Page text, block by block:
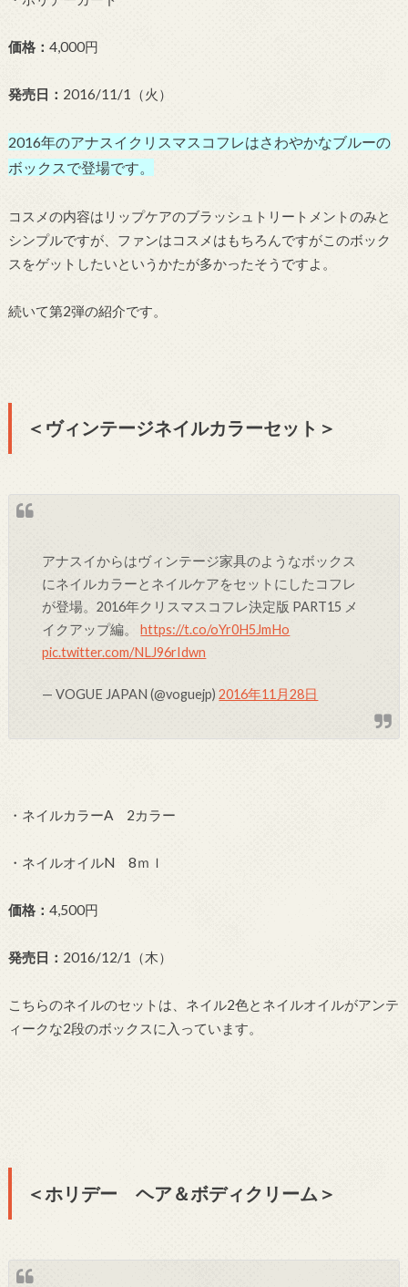
価格： 4,000円
発売日： 2016/11/1（火）
2016年のアナスイクリスマスコフレはさわやかなブルーの
ボックスで登場です。
コスメの内容はリップケアのブラッシュトリートメントのみと
シンプルですが、ファンはコスメはもちろんですがこのボック
スをゲットしたいというかたが多かったそうですよ。
続いて第2弾の紹介です。
＜ヴィンテージネイルカラーセット＞
アナスイからはヴィンテージ家具のようなボックス
にネイルカラーとネイルケアをセットにしたコフレ
が登場。2016年クリスマスコフレ決定版 PART15 メ
イクアップ編。https://t.co/oYr0H5JmHo
pic.twitter.com/NLJ96rIdwn
— VOGUE JAPAN (@voguejp)2016年11月28日
・ネイルカラーA 2カラー
・ネイルオイルN 8ｍｌ
価格： 4,500円
発売日： 2016/12/1（木）
こちらのネイルのセットは、ネイル2色とネイルオイルがアンテ
ィークな2段のボックスに入っています。
＜ホリデー ヘア＆ボディクリーム＞